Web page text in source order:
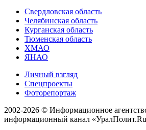
Свердловская область
Челябинская область
Курганская область
Тюменская область
ХМАО
ЯНАО
Личный взгляд
Спецпроекты
Фоторепортаж
2002-2026 © Информационное
информационный канал